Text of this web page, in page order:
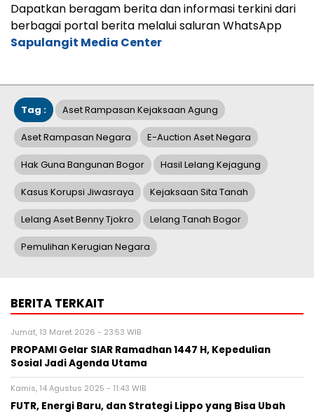
Dapatkan beragam berita dan informasi terkini dari
berbagai portal berita melalui saluran WhatsApp
Sapulangit Media Center
Tag : Aset Rampasan Kejaksaan Agung
Aset Rampasan Negara E-Auction Aset Negara
Hak Guna Bangunan Bogor Hasil Lelang Kejagung
Kasus Korupsi Jiwasraya Kejaksaan Sita Tanah
Lelang Aset Benny Tjokro Lelang Tanah Bogor
Pemulihan Kerugian Negara
BERITA TERKAIT
Jumat, 13 Maret 2026 - 23:53 WIB
PROPAMI Gelar SIAR Ramadhan 1447 H, Kepedulian
Sosial Jadi Agenda Utama
Kamis, 14 Agustus 2025 - 11:43 WIB
FUTR, Energi Baru, dan Strategi Lippo yang Bisa Ubah